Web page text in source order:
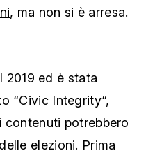
, ma non si è arresa.
2019 ed è stata
“Civic Integrity“,
potrebbero
elezioni. Prima